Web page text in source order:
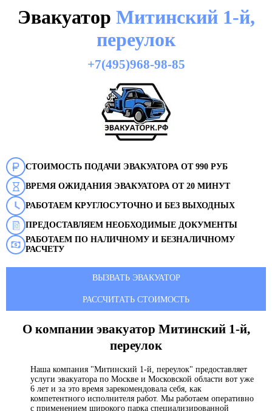
Эвакуатор Митинский 1-й,
переулок
+7(495)968-98-85
СТОИМОСТЬ ПОДАЧИ ЭВАКУАТОРА ОТ 990 РУБ
ВРЕМЯ ОЖИДАНИЯ ЭВАКУАТОРА ОТ 20 МИНУТ
РАБОТАЕМ КРУГЛОСУТОЧНО И БЕЗ ВЫХОДНЫХ
ПРЕДОСТАВЛЯЕМ НЕОБХОДИМЫЕ ДОКУМЕНТЫ
РАБОТАЕМ ПО НАЛИЧНОМУ И БЕЗНАЛИЧНОМУ
РАСЧЕТУ
ВЫЗВАТЬ ЭВАКУАТОР
РАССЧИТАТЬ СТОИМОСТЬ
О компании эвакуатор Митинский 1-й,
переулок
Наша компания "Митинский 1-й, переулок" предоставляет
услуги эвакуатора по Москве и Московской области вот уже
6 лет и за это время зарекомендовала себя, как
компетентного исполнителя работ. Мы работаем оперативно
с применением широкого парка специализированной